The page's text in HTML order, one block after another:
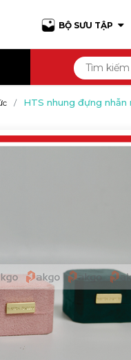
BỘ SƯU TẬP
HTS nhung đựng nhẫn